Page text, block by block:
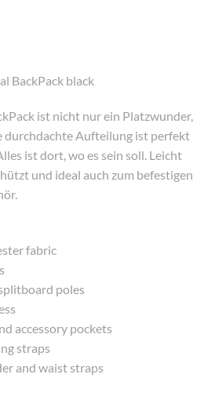
BackPack black
ist nicht nur ein Platzwunder,
durchdachte Aufteilung ist perfekt
ist dort, wo es sein soll. Leicht
und ideal auch zum befestigen
fabric
poles
accessory pockets
straps
and waist straps